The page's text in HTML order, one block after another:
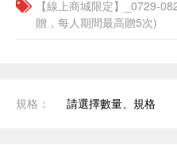
【線上商城限定】_0729-
贈，每人期間最高贈5次)
規格： 請選擇數量、規格